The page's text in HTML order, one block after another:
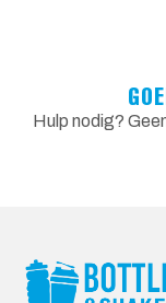
Hulp nodig?